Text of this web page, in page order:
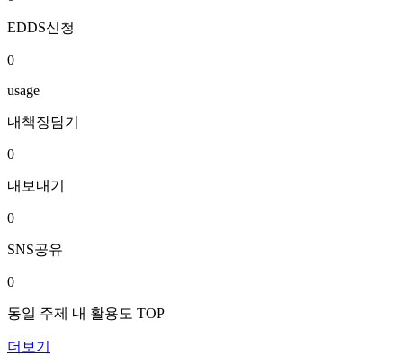
EDDS신청
0
usage
내책장담기
0
내보내기
0
SNS공유
0
동일 주제 내 활용도 TOP
더보기